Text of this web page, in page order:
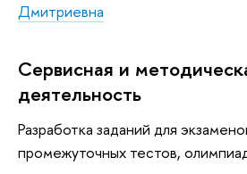
Дмитриевна
Сервисная и
деятельность
Разработка заданий для
промежуточных тестов,